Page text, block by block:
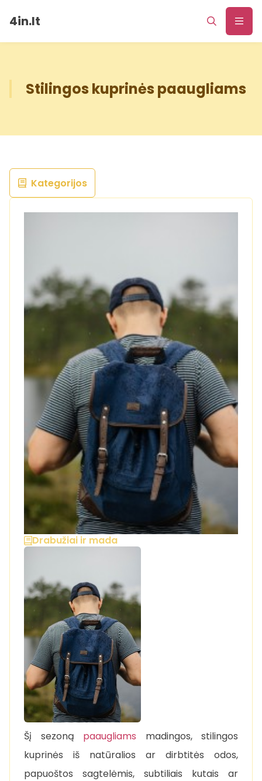
4in.lt
Stilingos kuprinės paaugliams
Drabužiai ir mada
Šį sezoną paaugliams madingos, stilingos
kuprinės iš natūralios ar dirbtitės odos,
papuoštos sagtelėmis, subtiliais kutais ar
Kategorijos